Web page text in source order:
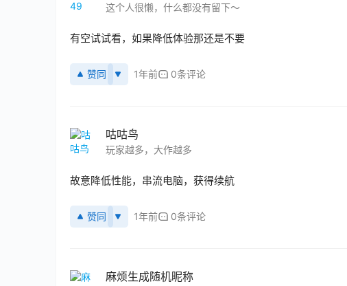
这个人很懒，什么都没有留下～
有空试试看，如果降低体验那还是不要
赞同 1年前 0条评论
咕咕鸟
玩家越多，大作越多
故意降低性能，串流电脑，获得续航
赞同 1年前 0条评论
麻烦生成随机昵称